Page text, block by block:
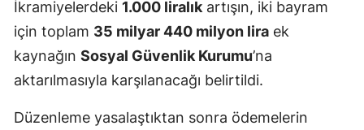
İkramiyelerdeki 1.000 liralıkartışın, iki bayram
için toplam 35 milyar 440 milyon lira ek
kaynağın Sosyal Güvenlik Kurumu’na
aktarılmasıyla karşılanacağı belirtildi.
Düzenleme yasalaştıktan sonra ödemelerin